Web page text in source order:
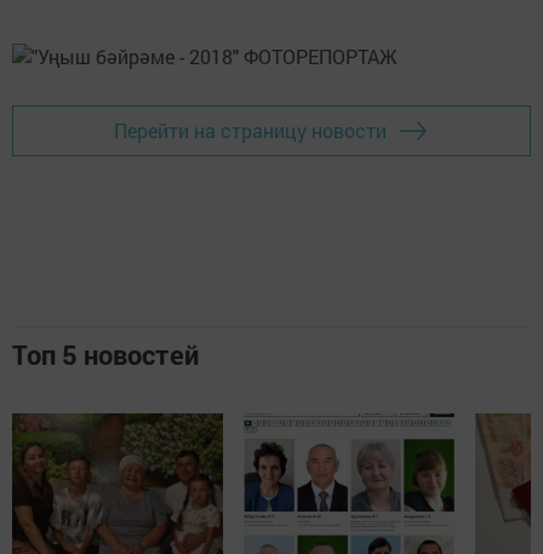
Перейти на страницу новости
Топ 5 новостей